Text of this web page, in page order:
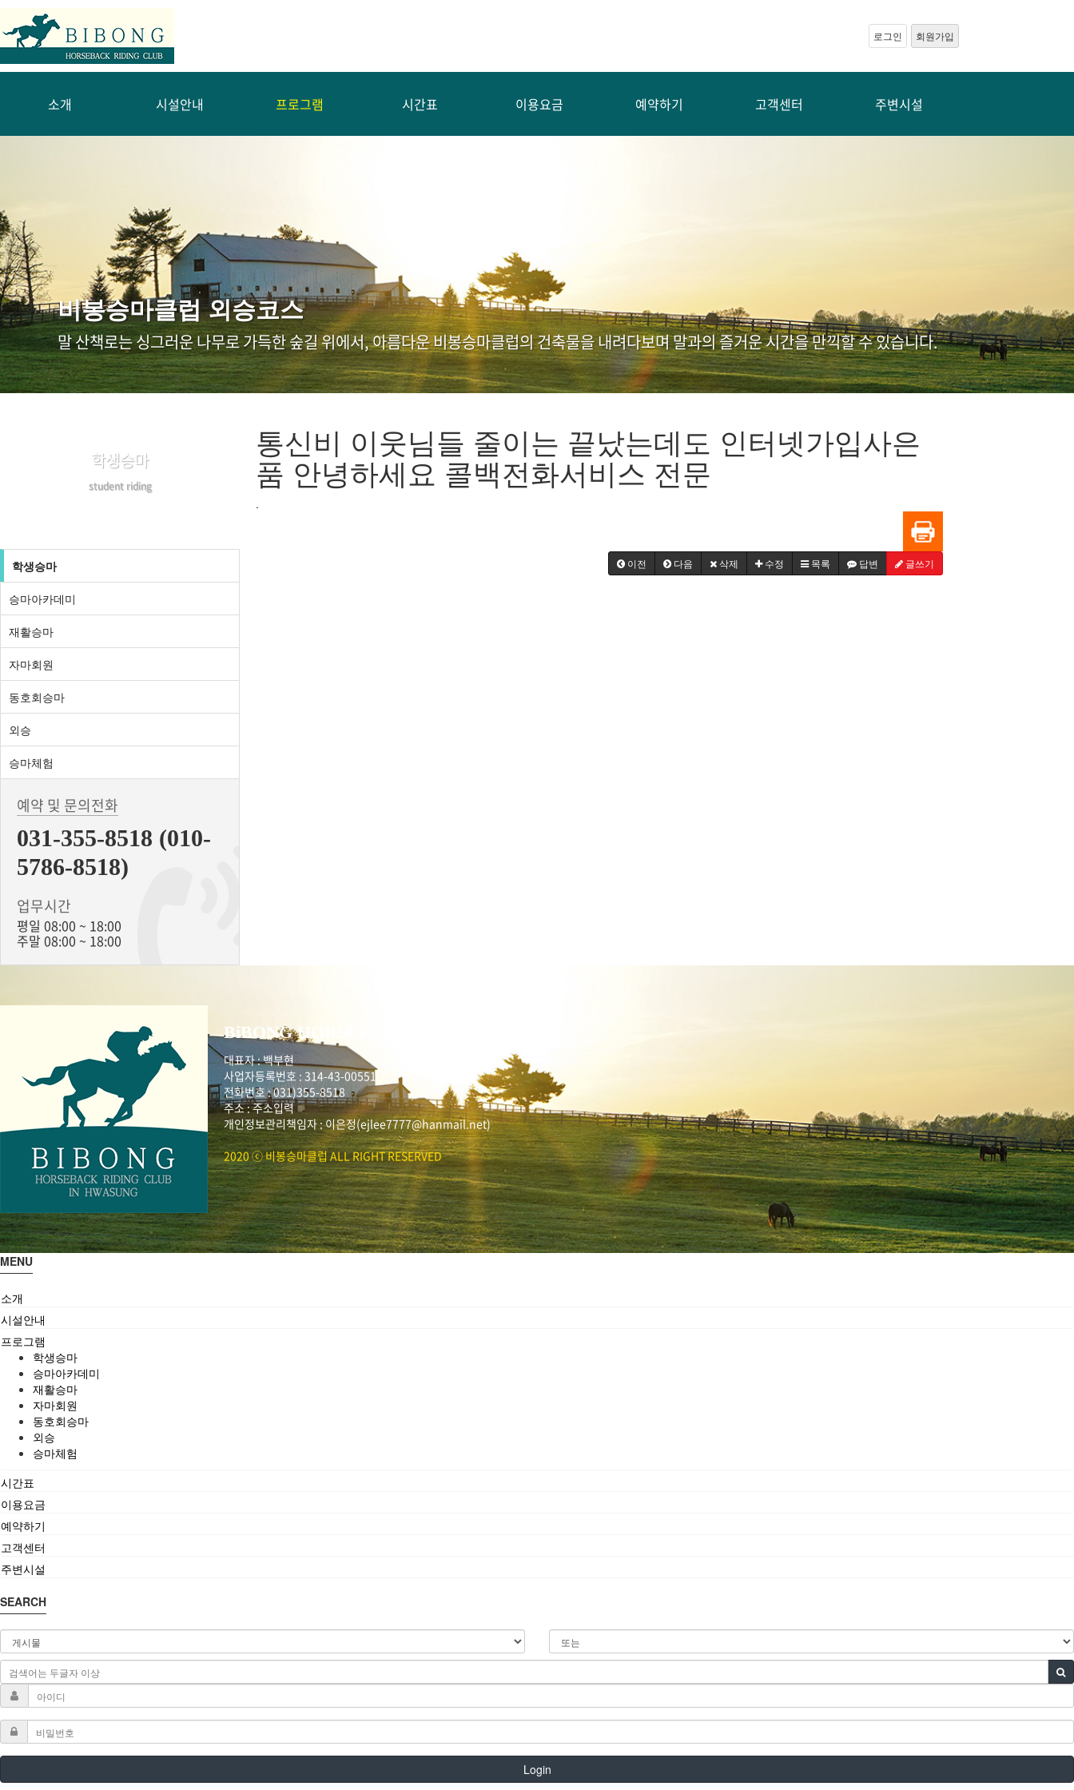
로그인 회원가입
소개 시설안내 프로그램 시간표 이용요금 예약하기 고객센터 주변시설
비봉승마클럽 외승코스
말 산책로는 싱그러운 나무로 가득한 숲길 위에서, 아름다운 비봉승마클럽의 건축물을 내려다보며 말과의 즐거운 시간을 만끽할 수 있습니다.
학생승마
student riding
학생승마
승마아카데미
재활승마
자마회원
동호회승마
외승
승마체험
예약 및 문의전화
031-355-8518 (010-
5786-8518)
업무시간
평일 08:00 ~ 18:00
주말 08:00 ~ 18:00
통신비 이웃님들 줄이는 끝났는데도 인터넷가입사은
품 안녕하세요 콜백전화서비스 전문
.
이전 다음 삭제 수정 목록 답변 글쓰기
BiBONG HORSEBACK RIDING CLUB
대표자 : 백부현
사업자등록번호 : 314-43-00551
전화번호 : 031)355-8518
주소 : 주소입력
개인정보관리책임자 : 이은정(ejlee7777@hanmail.net)
2020 ⓒ 비봉승마클럽 ALL RIGHT RESERVED
MENU
소개
시설안내
프로그램
학생승마
승마아카데미
재활승마
자마회원
동호회승마
외승
승마체험
시간표
이용요금
예약하기
고객센터
주변시설
SEARCH
Login